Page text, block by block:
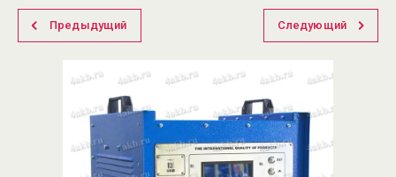
Предыдущий Следующий